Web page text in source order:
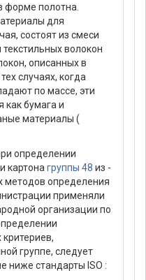
форме полотна.
для
состоят из смеси
волокон
описанных в
случаях, когда
по массе, эти
как бумага и
материалы (
определении
картона группы 48 из -
методов определения
применяли
организации по
группе, следует
ниже стандарты ISO :